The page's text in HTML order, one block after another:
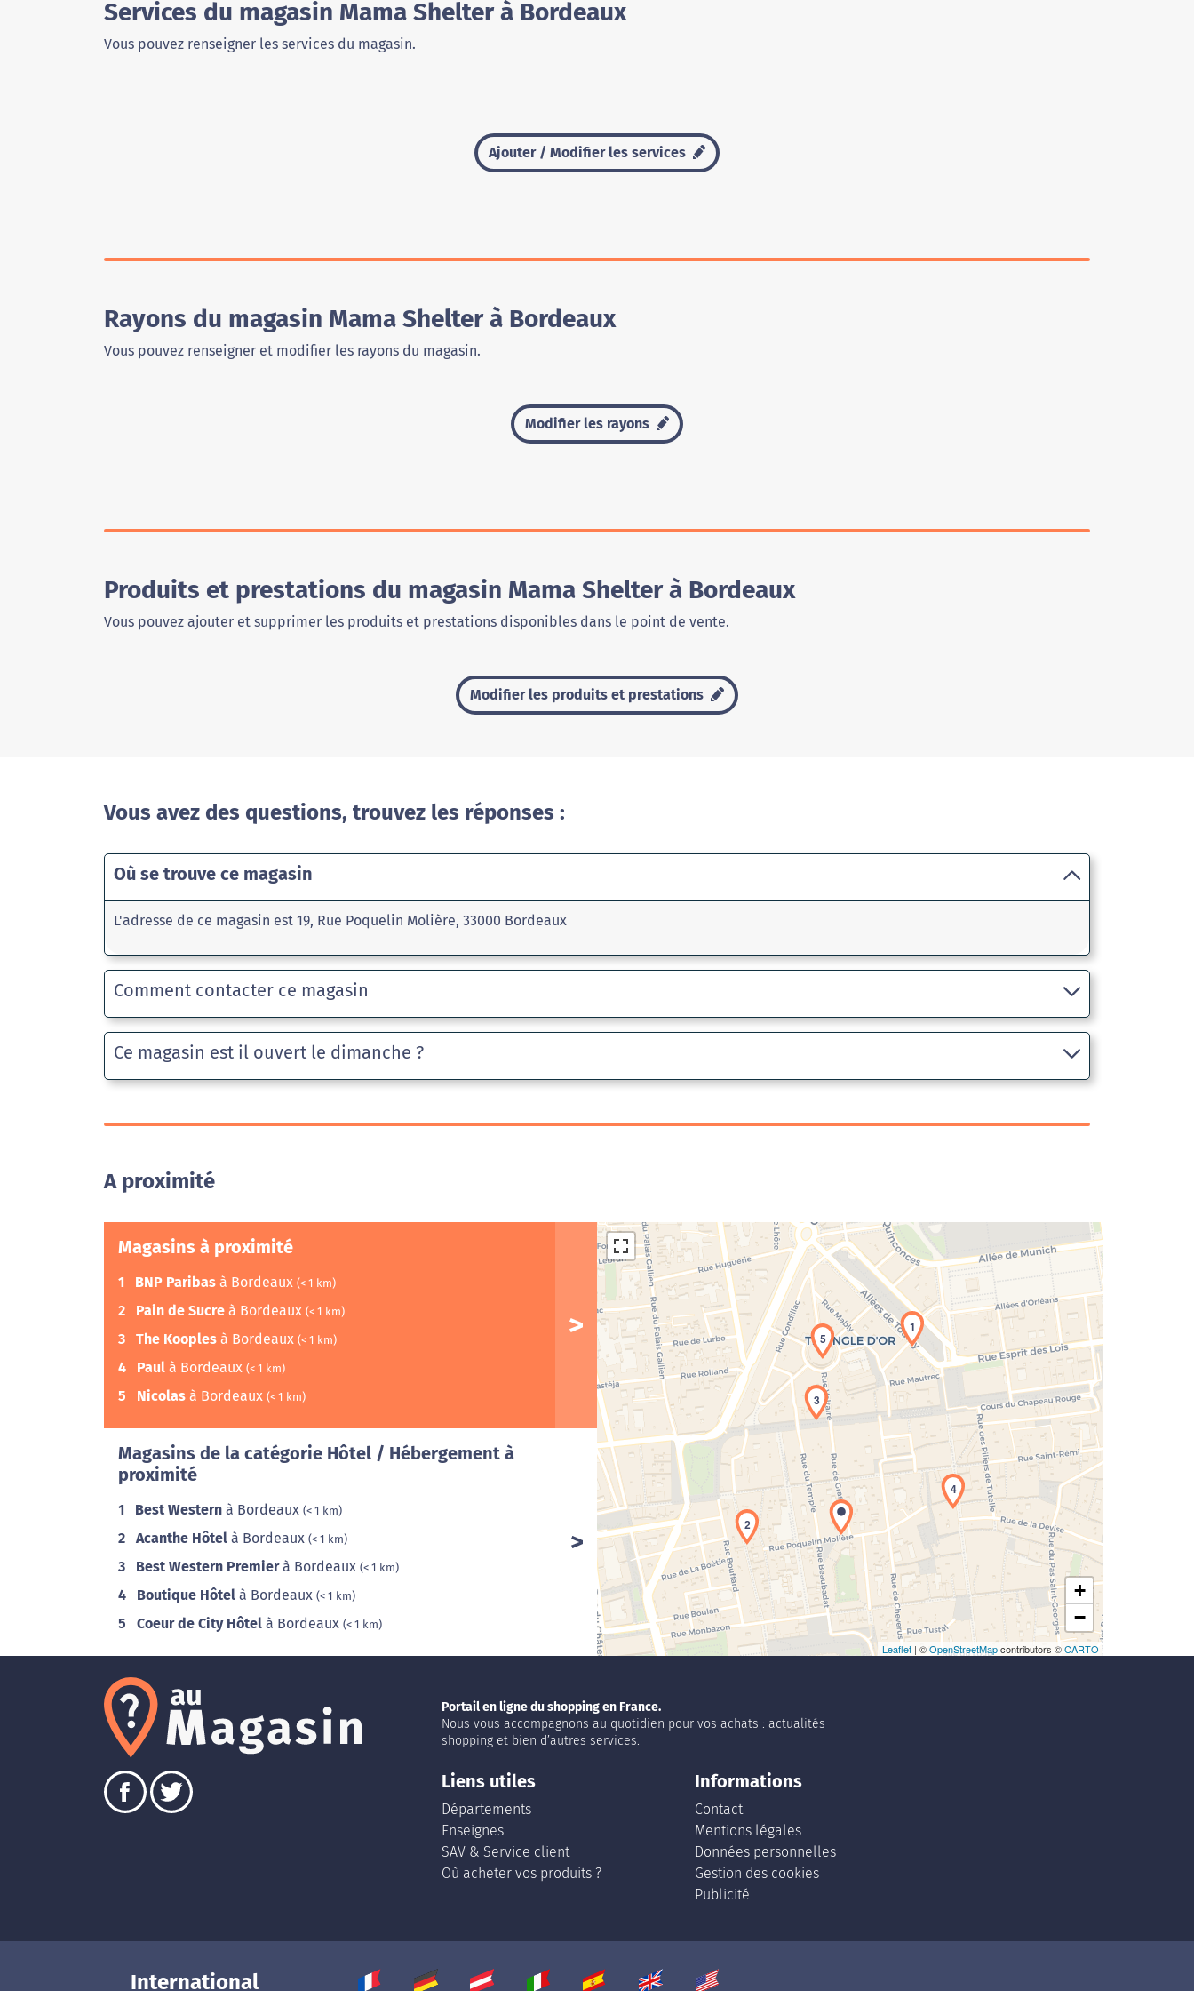
Services du magasin Mama Shelter à Bordeaux
Vous pouvez renseigner les services du magasin.
Ajouter / Modifier les services
Rayons du magasin Mama Shelter à Bordeaux
Vous pouvez renseigner et modifier les rayons du magasin.
Modifier les rayons
Produits et prestations du magasin Mama Shelter à Bordeaux
Vous pouvez ajouter et supprimer les produits et prestations disponibles dans le point de vente.
Modifier les produits et prestations
Vous avez des questions, trouvez les réponses :
Où se trouve ce magasin
L'adresse de ce magasin est 19, Rue Poquelin Molière, 33000 Bordeaux
Comment contacter ce magasin
Ce magasin est il ouvert le dimanche ?
A proximité
Magasins à proximité
1 BNP Paribas à Bordeaux (< 1 km)
2 Pain de Sucre à Bordeaux (< 1 km)
3 The Kooples à Bordeaux (< 1 km)
4 Paul à Bordeaux (< 1 km)
5 Nicolas à Bordeaux (< 1 km)
Magasins de la catégorie Hôtel / Hébergement à
proximité
1 Best Western à Bordeaux (< 1 km)
2 Acanthe Hôtel à Bordeaux (< 1 km)
3 Best Western Premierà Bordeaux (< 1 km)
4 Boutique Hôtel à Bordeaux (< 1 km)
5 Coeur de City Hôtel à Bordeaux (< 1 km)
Chargement de la carte en cours...
1
2
3
4
5
+
−
Leaflet | ©OpenStreetMapcontributors ©CARTO
Portail en ligne du shopping en France.
Nous vous accompagnons au quotidien pour vos achats : actualités
shopping et bien d’autres services.
Liens utiles
Départements
Enseignes
SAV & Service client
Où acheter vos produits ?
Informations
Contact
Mentions légales
Données personnelles
Gestion des cookies
Publicité
International